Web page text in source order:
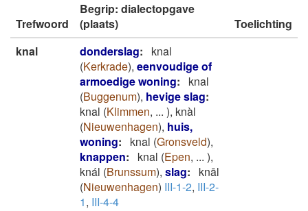
Trefwoord
Begrip: dialectopgave
(plaats)
Toelichting
knal
donderslag:
knal
(Kerkrade), eenvoudige of
armoedige woning:
knal
(Buggenum), hevige slag:
knal (Klimmen, ... ), knàl
(Nieuwenhagen), huis,
woning: knal (Gronsveld),
knappen: knal (Epen, ... ),
knál (Brunssum), slag:
knāl
(Nieuwenhagen) III-1-2, III-2-
1, III-4-4